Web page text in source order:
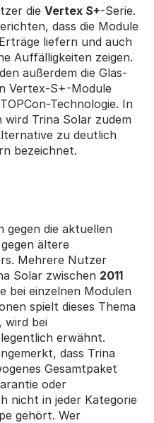
die Vertex S+-Serie.
dass die Module
liefern und auch
Auffälligkeiten zeigen.
außerdem die Glas-
Vertex-S+-Module
Technologie. In
wird Trina Solar zudem
zu deutlich
bezeichnet.
die aktuellen
ältere
Mehrere Nutzer
Solar zwischen 2011
bei einzelnen Modulen
spielt dieses Thema
wird bei
erwähnt.
dass Trina
Gesamtpaket
oder
nicht in jeder Kategorie
gehört. Wer